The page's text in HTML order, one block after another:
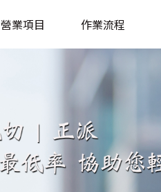
營業項目 作業流程